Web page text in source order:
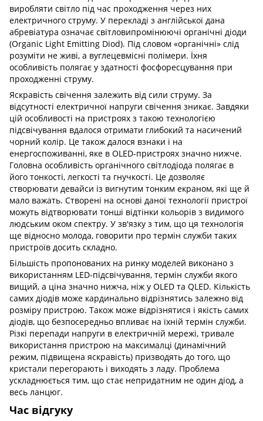
виробляти світло під час проходження через них
електричного струму. У перекладі з англійської дана
абревіатура означає світловипромінюючі органічні діоди
(Organic Light Emitting Diod). Під словом «органічні» слід
розуміти не живі, а вуглецевмісні полімери. Їхня
особливість полягає у здатності фосфоресцування при
проходженні струму.
Яскравість свічення залежить від сили струму. За
відсутності електричної напруги свічення зникає. Завдяки
цій особливості на пристроях з такою технологією
підсвічування вдалося отримати глибокий та насичений
чорний колір. Це також далося взнаки і на
енергоспоживанні, яке в ОLED-пристроях значно нижче.
Головна особливість органічного світлодіода полягає в
його тонкості, легкості та гнучкості. Це дозволяє
створювати девайси із вигнутим тонким екраном, які ще й
мало важать. Створені на основі даної технології пристрої
можуть відтворювати тонші відтінки кольорів з видимого
людським оком спектру. У зв'язку з тим, що ця технологія
ще відносно молода, говорити про термін служби таких
пристроїв досить складно.
Більшість пропонованих на ринку моделей виконано з
використанням LED-підсвічування, термін служби якого
вищий, а ціна значно нижча, ніж у OLED та QLED. Кількість
самих діодів може кардинально відрізнятись залежно від
розміру пристрою. Також може відрізнятися і якість самих
діодів, що безпосередньо впливає на їхній термін служби.
Різкі перепади напруги в електричній мережі, тривале
використання пристрою на максималці (динамічний
режим, підвищена яскравість) призводять до того, що
кристали перегорають і виходять з ладу. Проблема
ускладнюється тим, що стає непридатним не один діод, а
весь ланцюг.
Час відгуку